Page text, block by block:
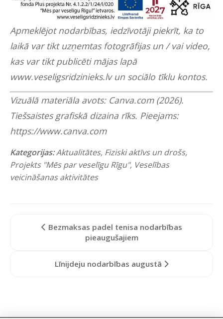
Apmeklējot nodarbības, iedzīvotāji piekrīt, ka to
laikā var tikt uzņemtas fotogrāfijas un / vai video,
kas var tikt publicēti mājas lapā
www.veseligsridzinieks.lv un sociālo tīklu kontos.
Vizuālā materiāla avots: Canva.com (2026).
Tiešsaistes grafiskā dizaina rīks. Pieejams:
https://www.canva.com
Kategorijas:Aktualitātes, Fiziski aktīvs un drošs,
Projekts "Mēs par veselīgu Rīgu", Veselības
veicināšanas aktivitātes
Bezmaksas padel tenisa nodarbības
pieaugušajiem
Līnijdeju nodarbības augustā